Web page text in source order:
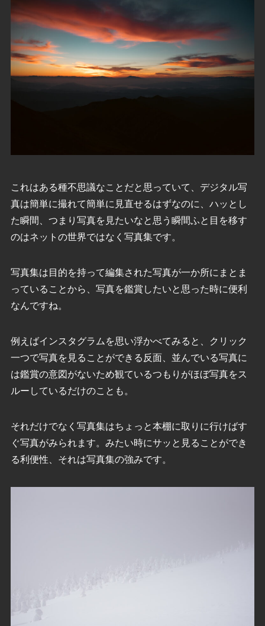
これはある種不思議なことだと思っていて、デジタル写
真は簡単に撮れて簡単に見直せるはずなのに、ハッとし
た瞬間、つまり写真を見たいなと思う瞬間ふと目を移す
のはネットの世界ではなく写真集です。
写真集は目的を持って編集された写真が一か所にまとま
っていることから、写真を鑑賞したいと思った時に便利
なんですね。
例えばインスタグラムを思い浮かべてみると、クリック
一つで写真を見ることができる反面、並んでいる写真に
は鑑賞の意図がないため観ているつもりがほぼ写真をス
ルーしているだけのことも。
それだけでなく写真集はちょっと本棚に取りに行けばす
ぐ写真がみられます。みたい時にサッと見ることができ
る利便性、それは写真集の強みです。